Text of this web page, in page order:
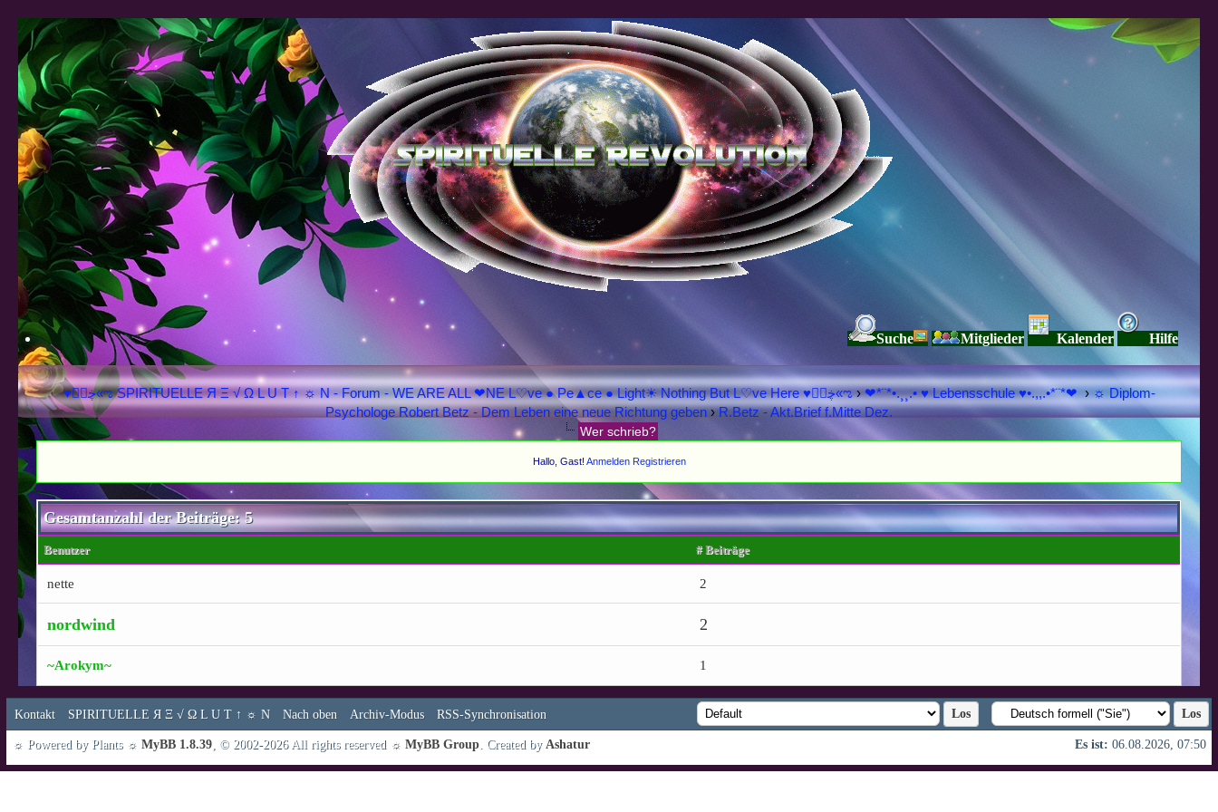
Suche Mitglieder Kalender Hilfe
♥ڿڰۣ«ಌ SPIRITUELLE Я Ξ √ Ω L U T ↑ ☼ N - Forum - WE ARE ALL ❤NE L♡ve ● Pe▲ce ● Light☀ Nothing But L♡ve Here ♥ڿڰۣ«ಌ›❤*¨*•.¸¸.• ♥ Lebensschule ♥•.,,.•*¨*❤›☼ Diplom-
Psychologe Robert Betz - Dem Leben eine neue Richtung geben›R.Betz - Akt.Brief f.Mitte Dez.
Wer schrieb?
Hallo, Gast! Anmelden Registrieren
Gesamtanzahl der Beiträge: 5
Benutzer # Beiträge
nette 2
nordwind 2
~Arokym~ 1
Kontakt SPIRITUELLE Я Ξ √ Ω L U T ↑ ☼ N Nach oben Archiv-Modus RSS-Synchronisation
Es ist: 06.08.2026, 07:50
☼ Powered by Plants ☼ MyBB 1.8.39 , © 2002-2026 All rights reserved ☼ MyBB Group . Created by Ashatur